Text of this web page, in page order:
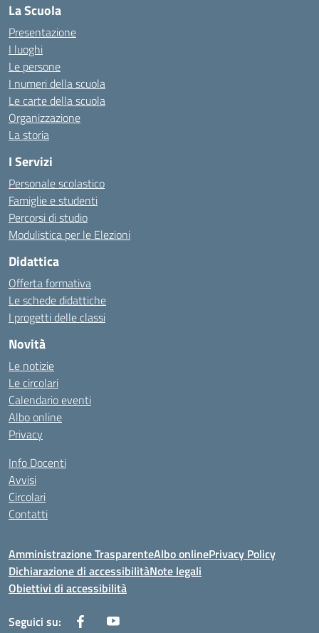
La Scuola
Presentazione
I luoghi
Le persone
I numeri della scuola
Le carte della scuola
Organizzazione
La storia
I Servizi
Personale scolastico
Famiglie e studenti
Percorsi di studio
Modulistica per le Elezioni
Didattica
Offerta formativa
Le schede didattiche
I progetti delle classi
Novità
Le notizie
Le circolari
Calendario eventi
Albo online
Privacy
Info Docenti
Avvisi
Circolari
Contatti
Amministrazione TrasparenteAlbo onlinePrivacy Policy
Dichiarazione di accessibilitàNote legali
Obiettivi di accessibilità
Seguici su: